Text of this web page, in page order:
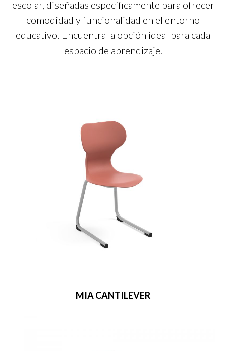
escolar, diseñadas específicamente para ofrecer
comodidad y funcionalidad en el entorno
educativo. Encuentra la opción ideal para cada
espacio de aprendizaje.
MIA CANTILEVER